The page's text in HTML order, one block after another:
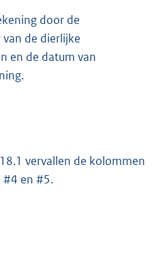
door de
van de dierlijke
en de datum van
vervallen de kolommen
#4 en #5.